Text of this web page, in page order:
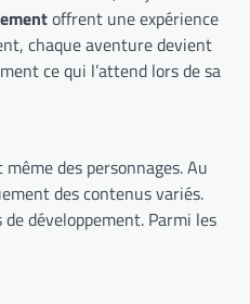
offrent une expérience
chaque aventure devient
ce qui l’attend lors de sa
des personnages. Au
des contenus variés.
développement. Parmi les